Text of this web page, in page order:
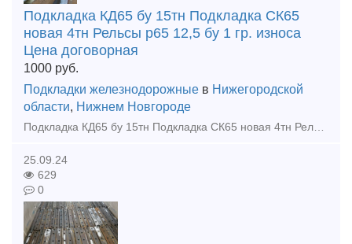
Подкладка КД65 бу 15тн Подкладка СК65
новая 4тн Рельсы р65 12,5 бу 1 гр. износа
Цена договорная
1000 руб.
Подкладки железнодорожные в Нижегородской
области, Нижнем Новгороде
Подкладка КД65 бу 15тн Подкладка СК65 новая 4тн Рельсы р65 12,5 бу 1 гр. износа Цена договорная. тел. +79302110210 watsapp тел. +79302110210 ( @vsp696 ) telegram тел. +79302110210 viber
25.09.24
629
0